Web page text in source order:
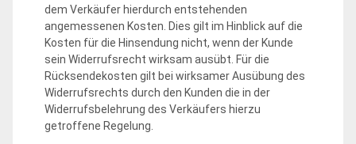
dem Verkäufer hierdurch entstehenden
angemessenen Kosten. Dies gilt im Hinblick auf die
Kosten für die Hinsendung nicht, wenn der Kunde
sein Widerrufsrecht wirksam ausübt. Für die
Rücksendekosten gilt bei wirksamer Ausübung des
Widerrufsrechts durch den Kunden die in der
Widerrufsbelehrung des Verkäufers hierzu
getroffene Regelung.